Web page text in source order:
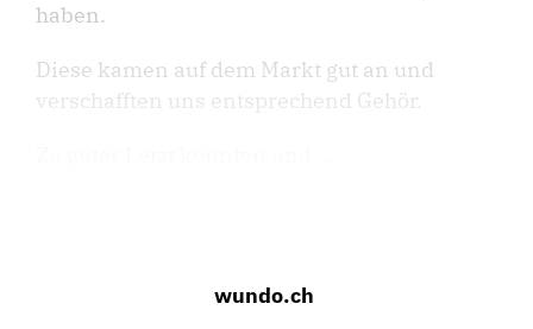
haben.
Diese kamen auf dem Markt gut an und
verschafften uns entsprechend Gehör.
wundo.ch